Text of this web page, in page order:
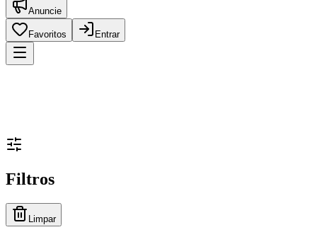
Anuncie
Favoritos Entrar
Filtros
Limpar